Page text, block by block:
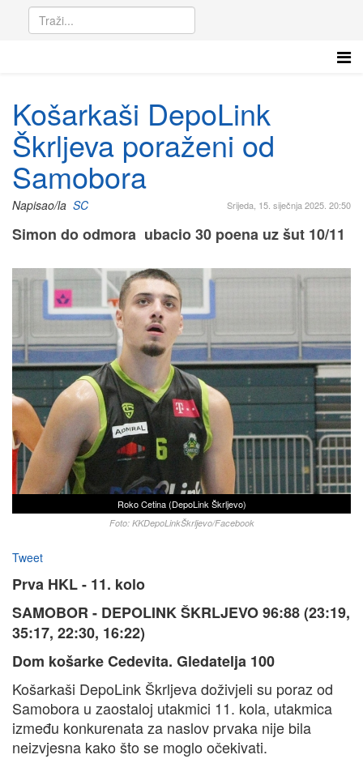
Košarkaši DepoLink
Škrljeva poraženi od
Samobora
Srijeda, 15. siječnja 2025. 20:50
Napisao/la SC
Simon do odmora ubacio 30 poena uz šut 10/11
Roko Cetina (DepoLink Škrljevo)
Foto: KKDepoLinkŠkrljevo/Facebook
Tweet
Prva HKL - 11. kolo
SAMOBOR - DEPOLINK ŠKRLJEVO 96:88 (23:19,
35:17, 22:30, 16:22)
Dom košarke Cedevita. Gledatelja 100
Košarkaši DepoLink Škrljeva doživjeli su poraz od
Samobora u zaostaloj utakmici 11. kola, utakmica
između konkurenata za naslov prvaka nije bila
neizvjesna kako što se moglo očekivati.